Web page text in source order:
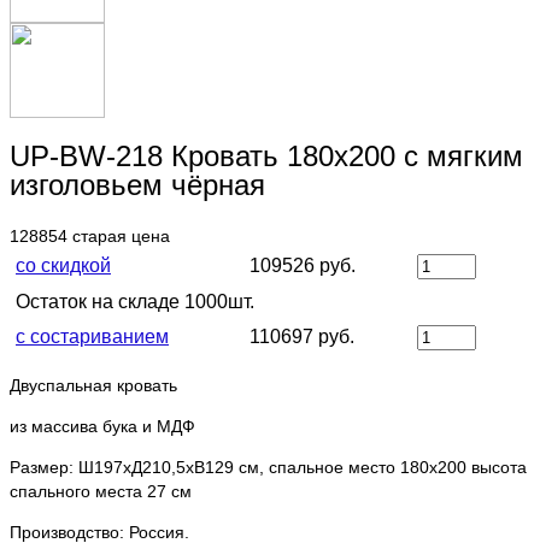
UP-BW-218 Кровать 180х200 с мягким
изголовьем чёрная
128854 старая цена
со скидкой
109526 руб.
Остаток на складе 1000шт.
с состариванием
110697 руб.
Двуспальная кровать
из массива бука и МДФ
Размер: Ш197хД210,5хВ129 см, спальное место 180х200 высота
спального места 27 см
Производство: Россия.